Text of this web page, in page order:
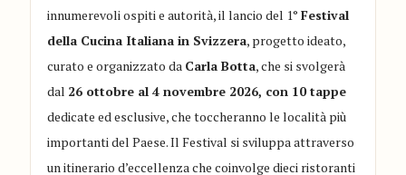
innumerevoli ospiti e autorità, il lancio del 1°Festival
della Cucina Italiana in Svizzera, progetto ideato,
curato e organizzato da Carla Botta, che si svolgerà
dal 26 ottobre al 4 novembre 2026, con 10 tappe
dedicate ed esclusive, che toccheranno le località più
importanti del Paese. Il Festival si sviluppa attraverso
un itinerario d’eccellenza che coinvolge dieci ristoranti